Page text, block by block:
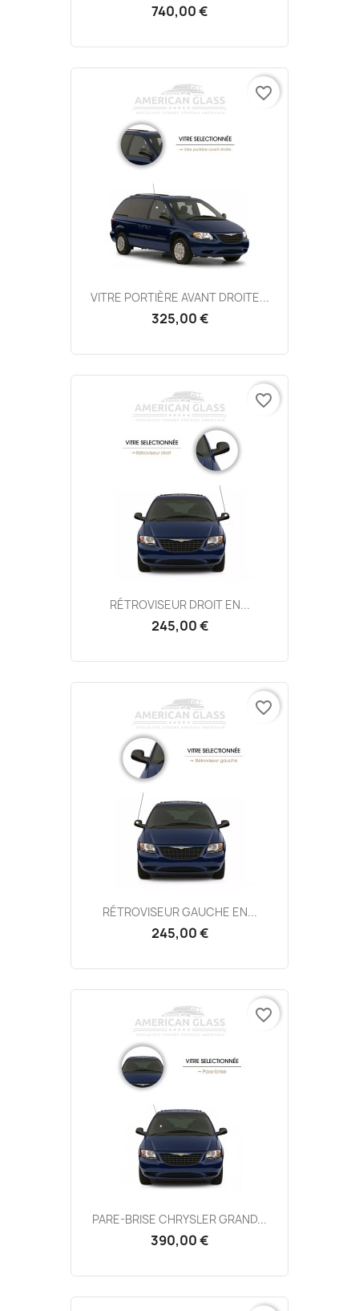
740,00 €
VITRE PORTIÈRE AVANT DROITE...
325,00 €
favorite_border
RÉTROVISEUR DROIT EN...
245,00 €
favorite_border
RÉTROVISEUR GAUCHE EN...
245,00 €
favorite_border
PARE-BRISE CHRYSLER GRAND...
390,00 €
favorite_border